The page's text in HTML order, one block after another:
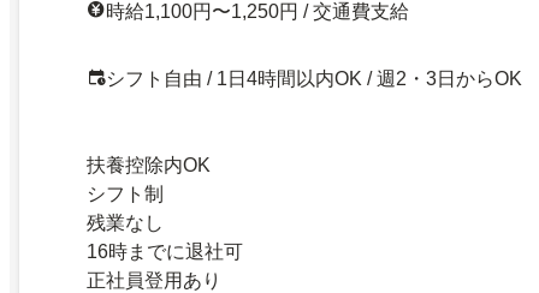
時給1,100円〜1,250円 / 交通費支給
シフト自由 / 1日4時間以内OK / 週2・3日からOK
扶養控除内OK
シフト制
残業なし
16時までに退社可
正社員登用あり